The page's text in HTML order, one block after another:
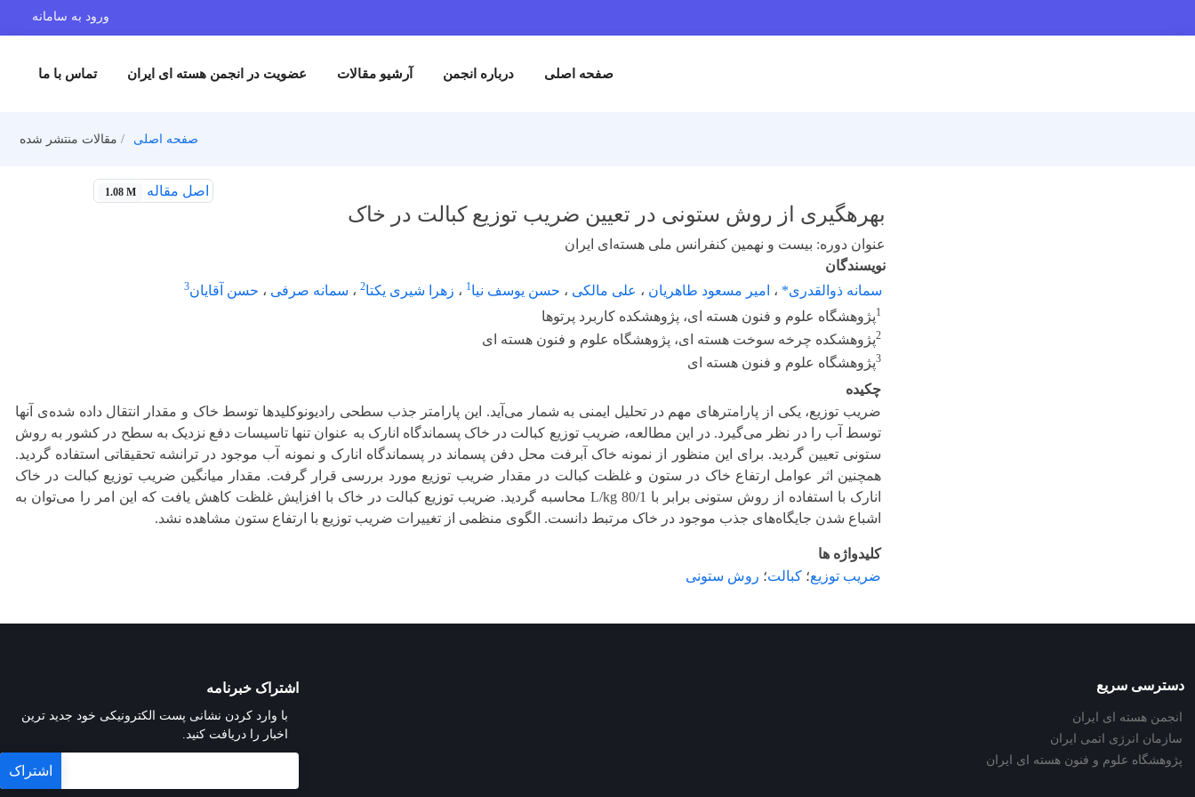
ورود به سامانه
صفحه اصلی درباره انجمن آرشیو مقالات عضویت در انجمن هسته ای ایران تماس با ما
صفحه اصلی مقالات منتشر شده
اصل مقاله 1.08 M
بهره­گیری از روش ستونی در تعیین ضریب توزیع کبالت در خاک
عنوان دوره: بیست و نهمین کنفرانس ملی هسته‌ای ایران
نویسندگان
سمانه ذوالقدری* ، امیر مسعود طاهریان ، علی مالکی ، حسن یوسف نیا1 ، زهرا شیری یکتا2 ، سمانه صرفی ، حسن آقایان3
1پژوهشگاه علوم و فنون هسته ای، پژوهشکده کاربرد پرتوها
2پژوهشکده چرخه سوخت هسته ای، پژوهشگاه علوم و فنون هسته ای
3پژوهشگاه علوم و فنون هسته ای
چکیده
ضریب توزیع، یکی از پارامترهای مهم در تحلیل ایمنی به شمار می‌آید. این پارامتر جذب سطحی رادیونوکلیدها توسط خاک و مقدار انتقال داده شده‌‌ی آنها
توسط آب را در نظر می‌گیرد. در این مطالعه، ضریب توزیع کبالت در خاک پسماندگاه انارک به عنوان تنها تاسیسات دفع نزدیک به سطح در کشور به روش
ستونی تعیین گردید. برای این منظور از نمونه خاک آبرفت محل دفن پسماند در پسماندگاه انارک و نمونه آب موجود در ترانشه تحقیقاتی استفاده گردید.
همچنین اثر عوامل ارتفاع خاک در ستون و غلظت کبالت در مقدار ضریب توزیع مورد بررسی قرار گرفت. مقدار میانگین ضریب توزیع کبالت در خاک
انارک با استفاده از روش ستونی برابر با L/kg 80/1 محاسبه گردید. ضریب توزیع کبالت در خاک با افزایش غلظت کاهش یافت که این امر را می‌توان به
اشباع شدن جایگاه‌های جذب موجود در خاک مرتبط دانست. الگوی منظمی از تغییرات ضریب توزیع با ارتفاع ستون مشاهده نشد.
کلیدواژه ها
ضریب توزیع؛ کبالت؛ روش ستونی
دسترسی سریع
انجمن هسته ای ایران
سازمان انرژی اتمی ایران
پژوهشگاه علوم و فنون هسته ای ایران
اشتراک خبرنامه
با وارد کردن نشانی پست الکترونیکی خود جدید ترین
اخبار را دریافت کنید.